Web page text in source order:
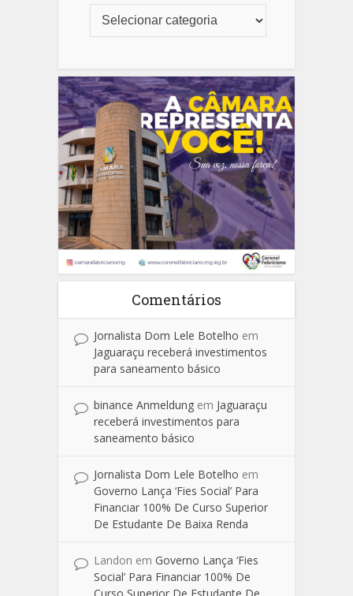
Comentários
Jornalista Dom Lele Botelho em
Jaguaraçu receberá investimentos
para saneamento básico
binance Anmeldung em Jaguaraçu
receberá investimentos para
saneamento básico
Jornalista Dom Lele Botelho em
Governo Lança ‘Fies Social’ Para
Financiar 100% De Curso Superior
De Estudante De Baixa Renda
Landon em Governo Lança ‘Fies
Social’ Para Financiar 100% De